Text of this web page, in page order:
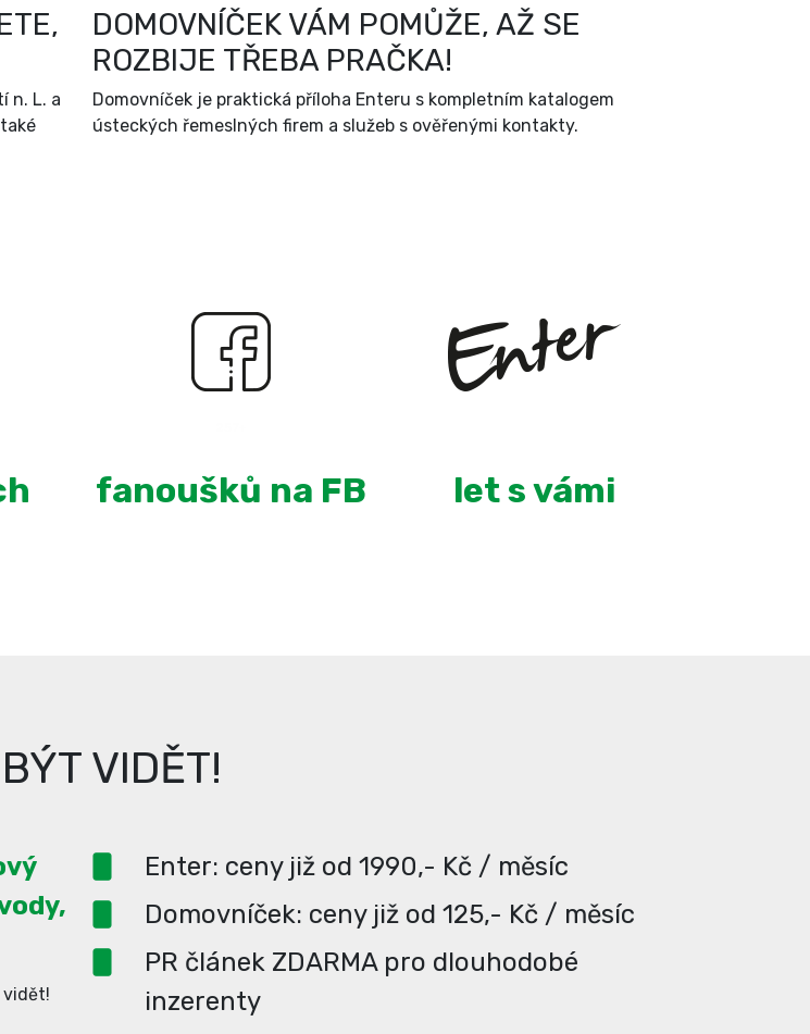
n. L. a
DOMOVNÍČEK VÁM POMŮŽE, AŽ SE
ROZBIJE TŘEBA PRAČKA!
Domovníček je praktická příloha Enteru s kompletním katalogem
ústeckých řemeslných firem a služeb s ověřenými kontakty.
fanoušků na FB let s vámi
VIDĚT!
vidět!
Enter: ceny již od 1990,- Kč / měsíc
Domovníček: ceny již od 125,- Kč / měsíc
PR článek ZDARMA pro dlouhodobé
inzerenty